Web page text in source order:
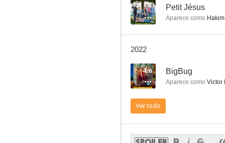
5.3
4.6
-- Petit Jésus
Aparece como Hakim
2022
4.6 BigBug
Aparece como Victor
Ver todo